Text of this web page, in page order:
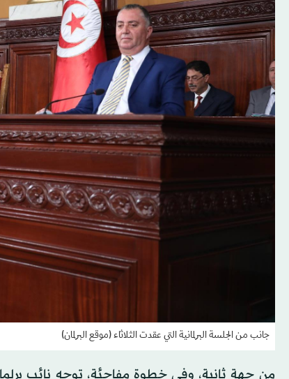
جانب من الجلسة البرلمانية التي عقدت الثلاثاء (موقع البرلمان)